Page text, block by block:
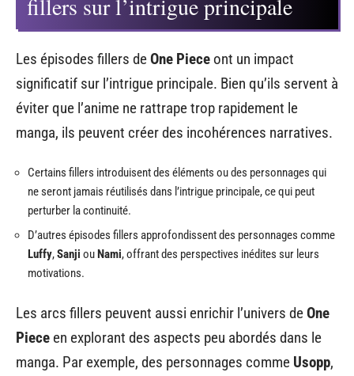
Les épisodes fillers deOne Piece ont un impact
significatif sur l’intrigue principale. Bien qu’ils servent à
éviter que l’anime ne rattrape trop rapidement le
manga, ils peuvent créer des incohérences narratives.
Certains fillers introduisent des éléments ou des personnages qui
ne seront jamais réutilisés dans l’intrigue principale, ce qui peut
perturber la continuité.
D’autres épisodes fillers approfondissent des personnages comme
Luffy,Sanji ouNami, offrant des perspectives inédites sur leurs
motivations.
Les arcs fillers peuvent aussi enrichir l’univers deOne
Piece en explorant des aspects peu abordés dans le
manga. Par exemple, des personnages comme Usopp,